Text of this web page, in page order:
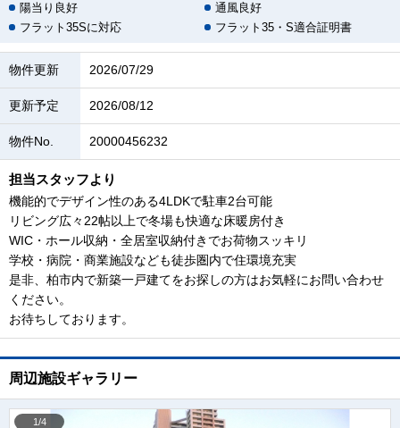
陽当り良好
通風良好
フラット35Sに対応
フラット35・S適合証明書
物件更新 2026/07/29
更新予定 2026/08/12
物件No. 20000456232
担当スタッフより
機能的でデザイン性のある4LDKで駐車2台可能
リビング広々22帖以上で冬場も快適な床暖房付き
WIC・ホール収納・全居室収納付きでお荷物スッキリ
学校・病院・商業施設なども徒歩圏内で住環境充実
是非、柏市内で新築一戸建てをお探しの方はお気軽にお問い合わせ
ください。
お待ちしております。
周辺施設ギャラリー
1/4